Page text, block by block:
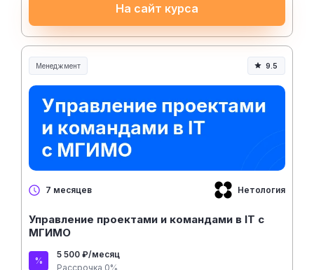
На сайт курса
Менеджмент
Менеджмент и управление
9.5
7 месяцев Нетология
Управление проектами и командами в IT с
МГИМО
5 500 ₽/месяц
Рассрочка 0%